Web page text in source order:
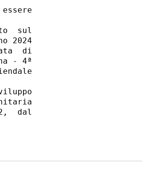
essere
sul
2024
di
- 4ª
dal